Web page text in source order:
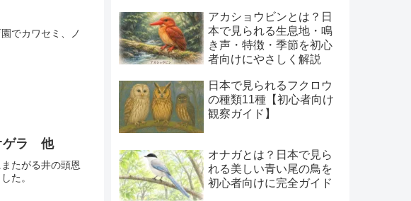
でカワセミ、ノ
ゲラ 他
たがる井の頭恩
た。
アカショウビンとは？日
本で見られる生息地・鳴
き声・特徴・季節を初心
者向けにやさしく解説
日本で見られるフクロウ
の種類11種【初心者向け
観察ガイド】
オナガとは？日本で見ら
れる美しい青い尾の鳥を
初心者向けに完全ガイド